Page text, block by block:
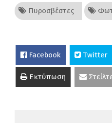
Πυροσβέστες
Facebook Twitter
Εκτύπωση